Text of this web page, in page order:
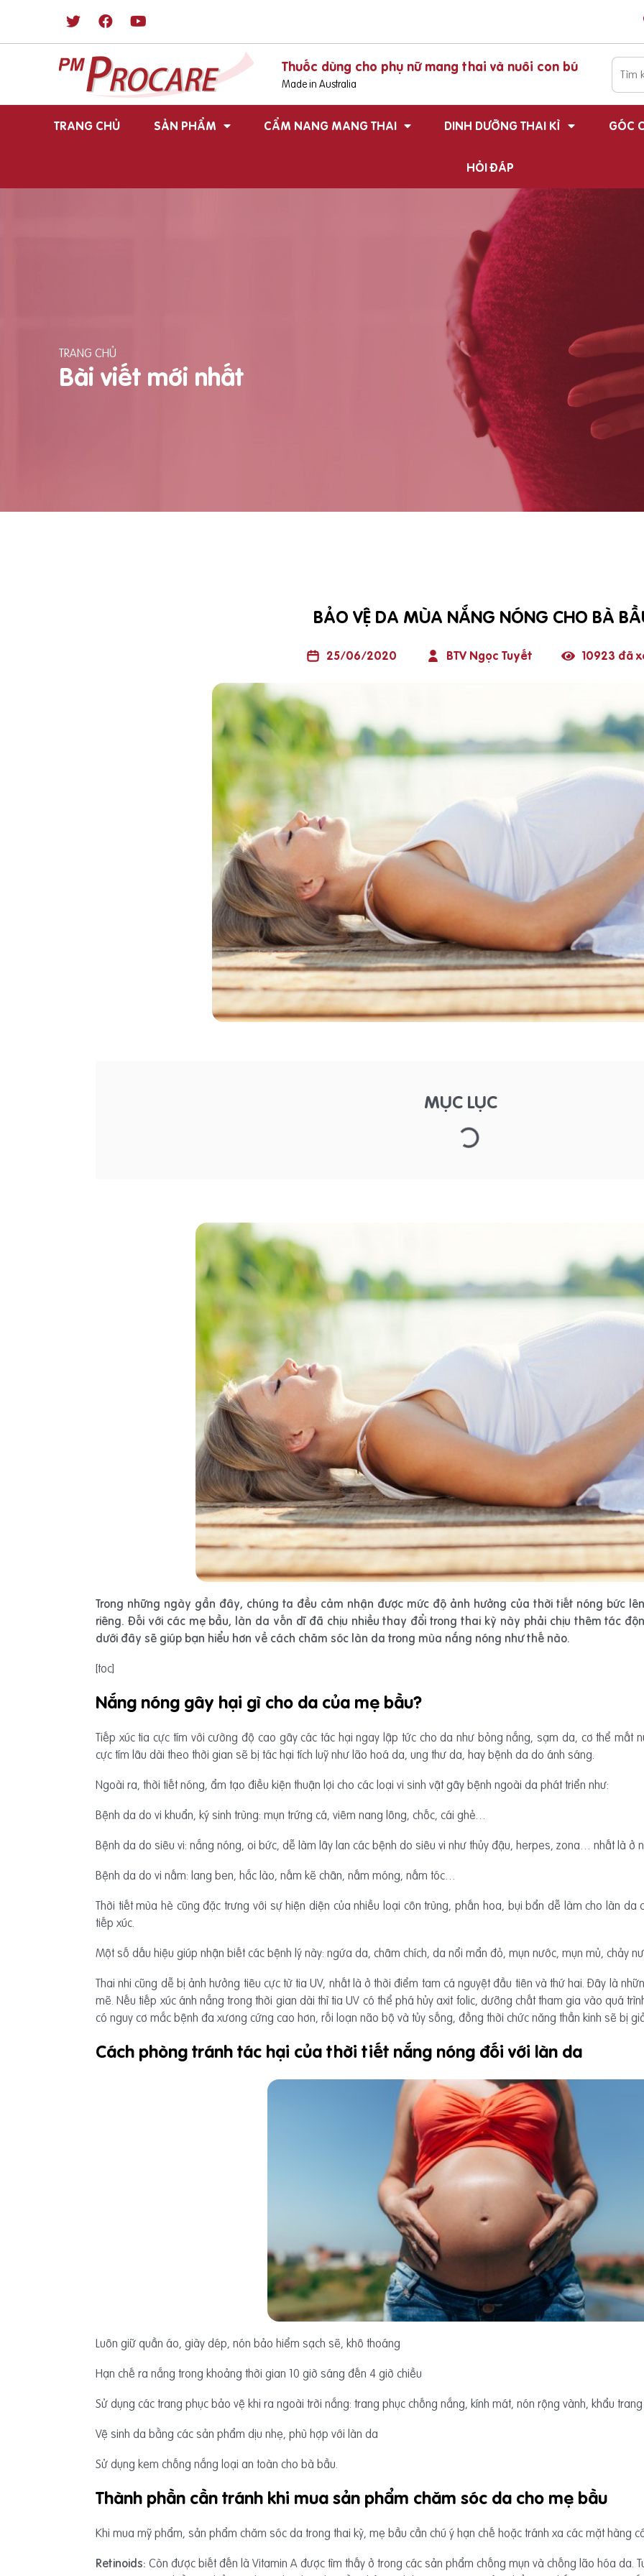
Thuốc dùng cho phụ nữ mang thai và nuôi con bú
Made in Australia
TRANG CHỦ SẢN PHẨM CẨM NANG MANG THAI DINH DƯỠNG THAI KÌ GÓC
HỎI ĐÁP
TRANG CHỦ
Bài viết mới nhất
BẢO VỆ DA MÙA NẮNG NÓNG CHO BÀ
25/06/2020 BTV Ngọc Tuyết 10923 đã
MỤC LỤC
Trong những ngày gần đây, chúng ta đều cảm nhận được mức độ ảnh hưởng của thời tiết nóng bức
riêng. Đối với các mẹ bầu, làn da vốn dĩ đã chịu nhiều thay đổi trong thai kỳ này phải chịu thêm tác
dưới đây sẽ giúp bạn hiểu hơn về cách chăm sóc làn da trong mùa nắng nóng như thế nào.
[toc]
Nắng nóng gây hại gì cho da của mẹ bầu?
Tiếp xúc tia cực tím với cường độ cao gây các tác hại ngay lập tức cho da như bỏng nắng, sạm da, cơ thể mất
cực tím lâu dài theo thời gian sẽ bị tác hại tích luỹ như lão hoá da, ung thư da, hay bệnh da do ánh sáng.
Ngoài ra, thời tiết nóng, ẩm tạo điều kiện thuận lợi cho các loại vi sinh vật gây bệnh ngoài da phát triển như:
Bệnh da do vi khuẩn, ký sinh trùng: mụn trứng cá, viêm nang lông, chốc, cái ghẻ…
Bệnh da do siêu vi: nắng nóng, oi bức, dễ làm lây lan các bệnh do siêu vi như thủy đậu, herpes, zona… nhất là ở
Bệnh da do vi nấm: lang ben, hắc lào, nấm kẽ chân, nấm móng, nấm tóc…
Thời tiết mùa hè cũng đặc trưng với sự hiện diện của nhiều loại côn trùng, phấn hoa, bụi bẩn dễ làm cho làn
tiếp xúc.
Một số dấu hiệu giúp nhận biết các bệnh lý này: ngứa da, châm chích, da nổi mẩn đỏ, mụn nước, mụn mủ, chảy
Thai nhi cũng dễ bị ảnh hưởng tiêu cực từ tia UV, nhất là ở thời điểm tam cá nguyệt đầu tiên và thứ hai. Đây là
mẽ. Nếu tiếp xúc ánh nắng trong thời gian dài thì tia UV có thể phá hủy axit folic, dưỡng chất tham gia vào quá
có nguy cơ mắc bệnh đa xương cứng cao hơn, rối loạn não bộ và tủy sống, đồng thời chức năng thần kinh sẽ bị
Cách phòng tránh tác hại của thời tiết nắng nóng đối với làn da
Luôn giữ quần áo, giày dép, nón bảo hiểm sạch sẽ, khô thoáng
Hạn chế ra nắng trong khoảng thời gian 10 giờ sáng đến 4 giờ chiều
Sử dụng các trang phục bảo vệ khi ra ngoài trời nắng: trang phục chống nắng, kính mát, nón rộng vành, khẩu
Vệ sinh da bằng các sản phẩm dịu nhẹ, phù hợp với làn da
Sử dụng kem chống nắng loại an toàn cho bà bầu.
Thành phần cần tránh khi mua sản phẩm chăm sóc da cho mẹ bầu
Khi mua mỹ phẩm, sản phẩm chăm sóc da trong thai kỳ, mẹ bầu cần chú ý hạn chế hoặc tránh xa các mặt hàng
Retinoids: Còn được biết đến là Vitamin A được tìm thấy ở trong các sản phẩm chống mụn và chống lão hóa da.